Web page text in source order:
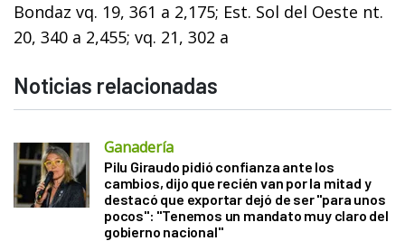
Bondaz vq. 19, 361 a 2,175; Est. Sol del Oeste nt.
20, 340 a 2,455; vq. 21, 302 a
Noticias relacionadas
Ganadería
Pilu Giraudo pidió confianza ante los
cambios, dijo que recién van por la mitad y
destacó que exportar dejó de ser "para unos
pocos": "Tenemos un mandato muy claro del
gobierno nacional"